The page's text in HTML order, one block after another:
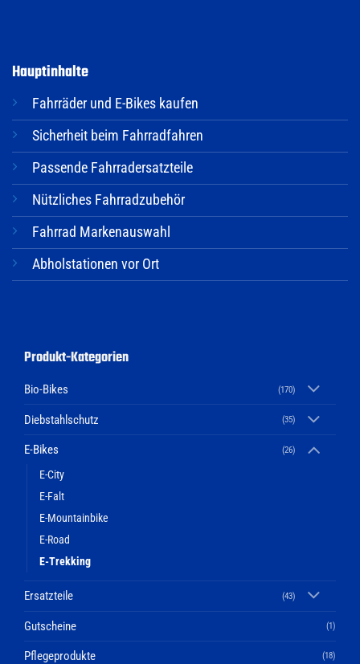
Hauptinhalte
Fahrräder und E-Bikes kaufen
Sicherheit beim Fahrradfahren
Passende Fahrradersatzteile
Nützliches Fahrradzubehör
Fahrrad Markenauswahl
Abholstationen vor Ort
Produkt-Kategorien
Bio-Bikes (170)
Diebstahlschutz (35)
E-Bikes (26)
E-City
E-Falt
E-Mountainbike
E-Road
E-Trekking
Ersatzteile (43)
Gutscheine (1)
Pflegeprodukte (18)